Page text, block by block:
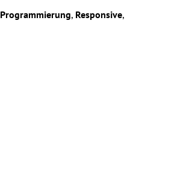
Programmierung, Responsive,